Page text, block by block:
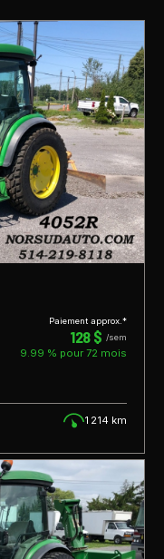
Paiement approx.*
128 $ /sem
9.99 % pour 72 mois
1 214 km